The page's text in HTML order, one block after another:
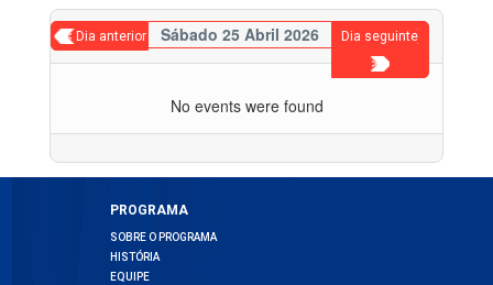
< Dia anterior Sábado 25 Abril 2026
Dia seguinte
>
No events were found
PROGRAMA
SOBRE O PROGRAMA
HISTÓRIA
EQUIPE